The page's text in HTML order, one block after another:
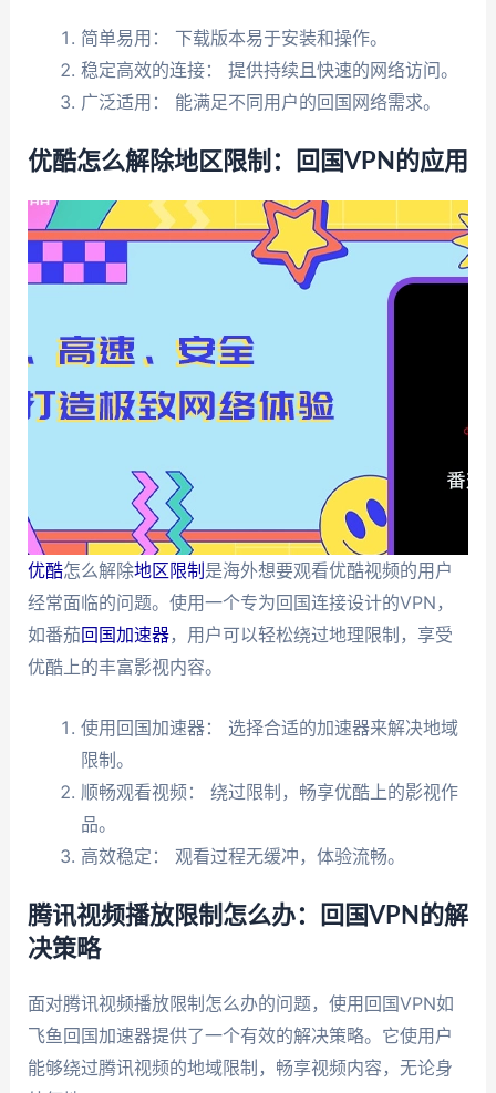
简单易用： 下载版本易于安装和操作。
稳定高效的连接： 提供持续且快速的网络访问。
广泛适用： 能满足不同用户的回国网络需求。
优酷怎么解除地区限制：回国VPN的应用
优酷怎么解除地区限制 是海外想要观看优酷视频的用户
经常面临的问题。使用一个专为回国连接设计的VPN，
如番茄回国加速器，用户可以轻松绕过地理限制，享受
优酷上的丰富影视内容。
使用回国加速器： 选择合适的加速器来解决地域
限制。
顺畅观看视频： 绕过限制，畅享优酷上的影视作
品。
高效稳定： 观看过程无缓冲，体验流畅。
腾讯视频播放限制怎么办：回国VPN的解
决策略
面对腾讯视频播放限制怎么办的问题，使用回国VPN如
飞鱼回国加速器提供了一个有效的解决策略。它使用户
能够绕过腾讯视频的地域限制，畅享视频内容，无论身